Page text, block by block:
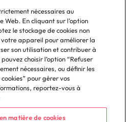
nécessaires au
Web. En cliquant sur l’option
le stockage de cookies non
appareil pour améliorer la
son utilisation et contribuer à
choisir l’option “Refuser
nécessaires, ou définir les
pour gérer vos
reportez-vous à
matière de cookies